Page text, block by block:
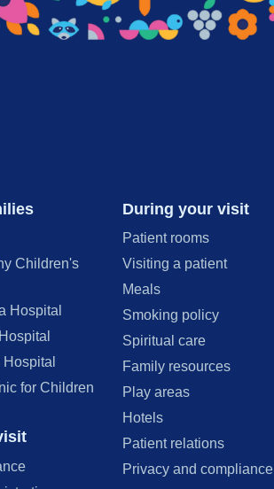
Children's
Hospital
for Children
During your visit
Patient rooms
Visiting a patient
Meals
Smoking policy
Spiritual care
Family resources
Play areas
Hotels
Patient relations
Privacy and compliance